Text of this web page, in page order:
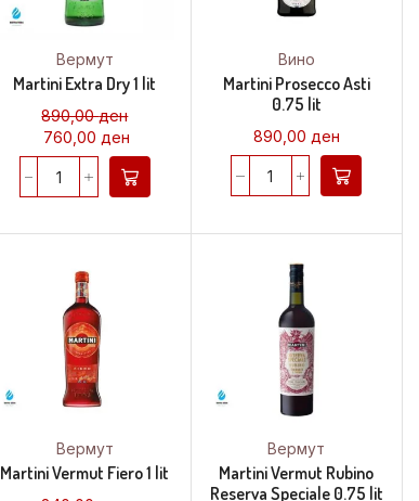
Вермут
Martini Extra Dry 1 lit
890,00ден
760,00 ден
Вино
Martini Prosecco Asti
0.75 lit
890,00 ден
Вермут
Martini Vermut Fiero 1 lit
Вермут
Martini Vermut Rubino
Reserva Speciale 0.75 lit